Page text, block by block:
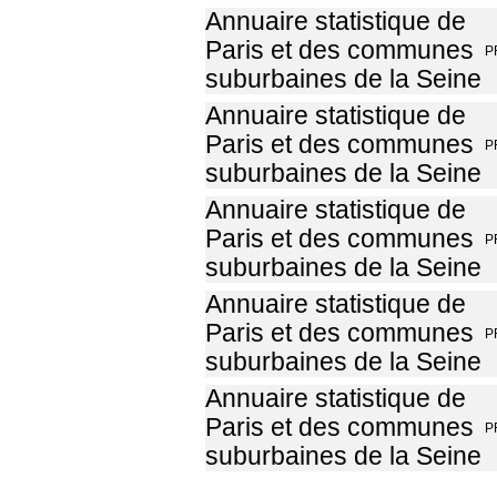
Annuaire statistique de
Paris et des communes
suburbaines de la Seine
Annuaire statistique de
Paris et des communes
suburbaines de la Seine
Annuaire statistique de
Paris et des communes
suburbaines de la Seine
Annuaire statistique de
Paris et des communes
suburbaines de la Seine
Annuaire statistique de
Paris et des communes
suburbaines de la Seine